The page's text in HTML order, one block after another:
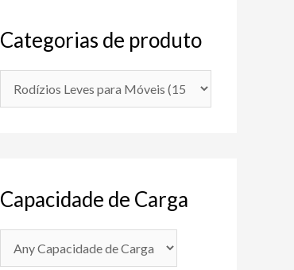
Categorias de produto
Capacidade de Carga